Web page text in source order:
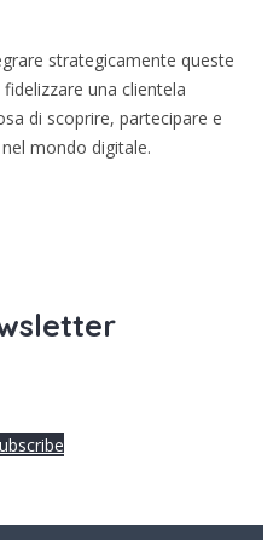
strategicamente queste
una clientela
di scoprire, partecipare e
mondo digitale.